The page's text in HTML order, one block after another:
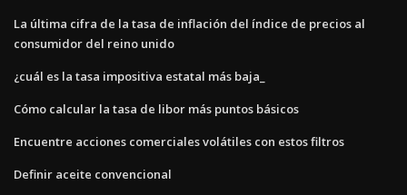
La última cifra de la tasa de inflación del índice de precios al
consumidor del reino unido
¿cuál es la tasa impositiva estatal más baja_
Cómo calcular la tasa de libor más puntos básicos
Encuentre acciones comerciales volátiles con estos filtros
Definir aceite convencional